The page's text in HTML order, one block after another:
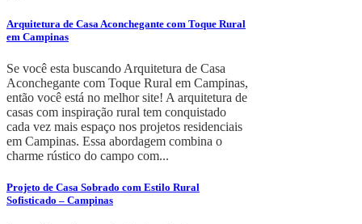
Arquitetura de Casa Aconchegante com Toque Rural
em Campinas
Se você esta buscando Arquitetura de Casa
Aconchegante com Toque Rural em Campinas,
então você está no melhor site! A arquitetura de
casas com inspiração rural tem conquistado
cada vez mais espaço nos projetos residenciais
em Campinas. Essa abordagem combina o
charme rústico do campo com...
Projeto de Casa Sobrado com Estilo Rural
Sofisticado – Campinas